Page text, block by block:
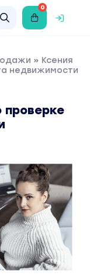
0
» Ксения
недвижимости
проверке